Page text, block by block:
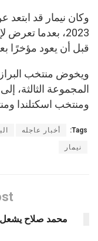
وكان نيمار قد
2023، بعدما
قبل أن يعود مؤخرًا
ويخوض منتخب
المجموعة الثالثة،
ومنتخب اسكتلندا
Tags: أخبار عاجله
نيمار
محمد صلاح يشعل